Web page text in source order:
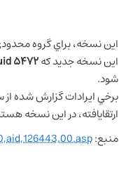
اين نسخه، براي گروه
اين نسخه جديد كه۵۴۷۲ Buid
شود.
برخي ايرادات گزارش شده از
ارتقايافته، در اين نسخه
منبع: